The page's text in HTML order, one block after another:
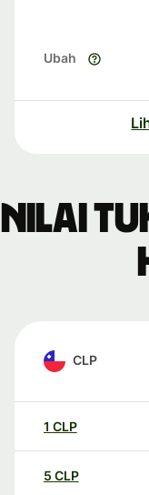
Ubah
Nilai
CLP
1 CLP
5 CLP